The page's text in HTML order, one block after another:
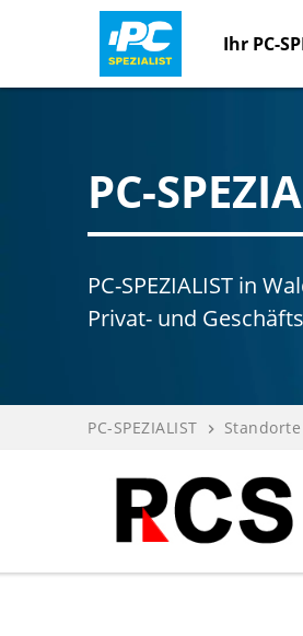
Ihr PC-
PC-
PC-SPEZIALIST in
Privat- und
PC-SPEZIALIST navigate_next Standorte